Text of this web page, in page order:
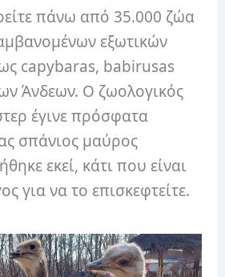
πάνω από 35.000 ζώα
εξωτικών
capybaras, babirusas
Άνδεων. Ο ζωολογικός
έγινε πρόσφατα
σπάνιος μαύρος
εκεί, κάτι που είναι
για να το επισκεφτείτε.